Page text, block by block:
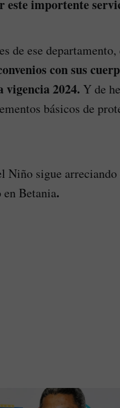
este importente
de ese
con sus
vigencia 2024. Y de
básicos de
Niño sigue
Betania.